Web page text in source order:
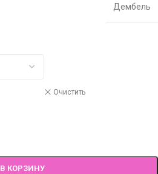
Дембель
Очистить
В КОРЗИНУ